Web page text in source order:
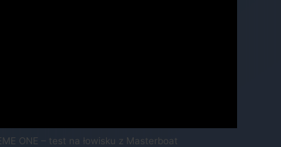
ONE – test na łowisku z Masterboat